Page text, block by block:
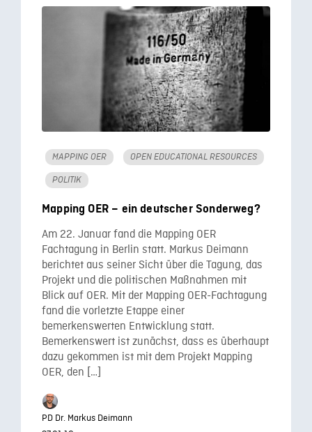
MAPPING OER OPEN EDUCATIONAL RESOURCES
POLITIK
Mapping OER – ein deutscher Sonderweg?
Am 22. Januar fand die Mapping OER
Fachtagung in Berlin statt. Markus Deimann
berichtet aus seiner Sicht über die Tagung, das
Projekt und die politischen Maßnahmen mit
Blick auf OER. Mit der Mapping OER-Fachtagung
fand die vorletzte Etappe einer
bemerkenswerten Entwicklung statt.
Bemerkenswert ist zunächst, dass es überhaupt
dazu gekommen ist mit dem Projekt Mapping
OER, den […]
PD Dr. Markus Deimann